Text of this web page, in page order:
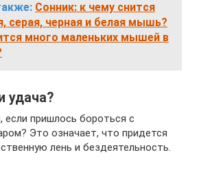
Сонник: к чему снится
серая, черная и белая мышь?
много маленьких мышей в
удача?
если пришлось бороться с
Это означает, что придется
лень и бездеятельность.